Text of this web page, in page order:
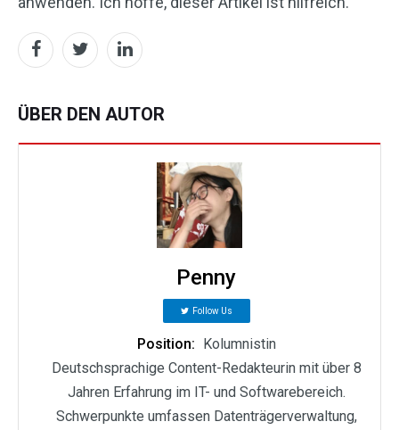
ÜBER DEN AUTOR
Penny
Follow Us
Position: Kolumnistin
Deutschsprachige Content-Redakteurin mit über 8
Jahren Erfahrung im IT- und Softwarebereich.
Schwerpunkte umfassen Datenträgerverwaltung,